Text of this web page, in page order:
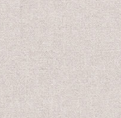
会員販売価格